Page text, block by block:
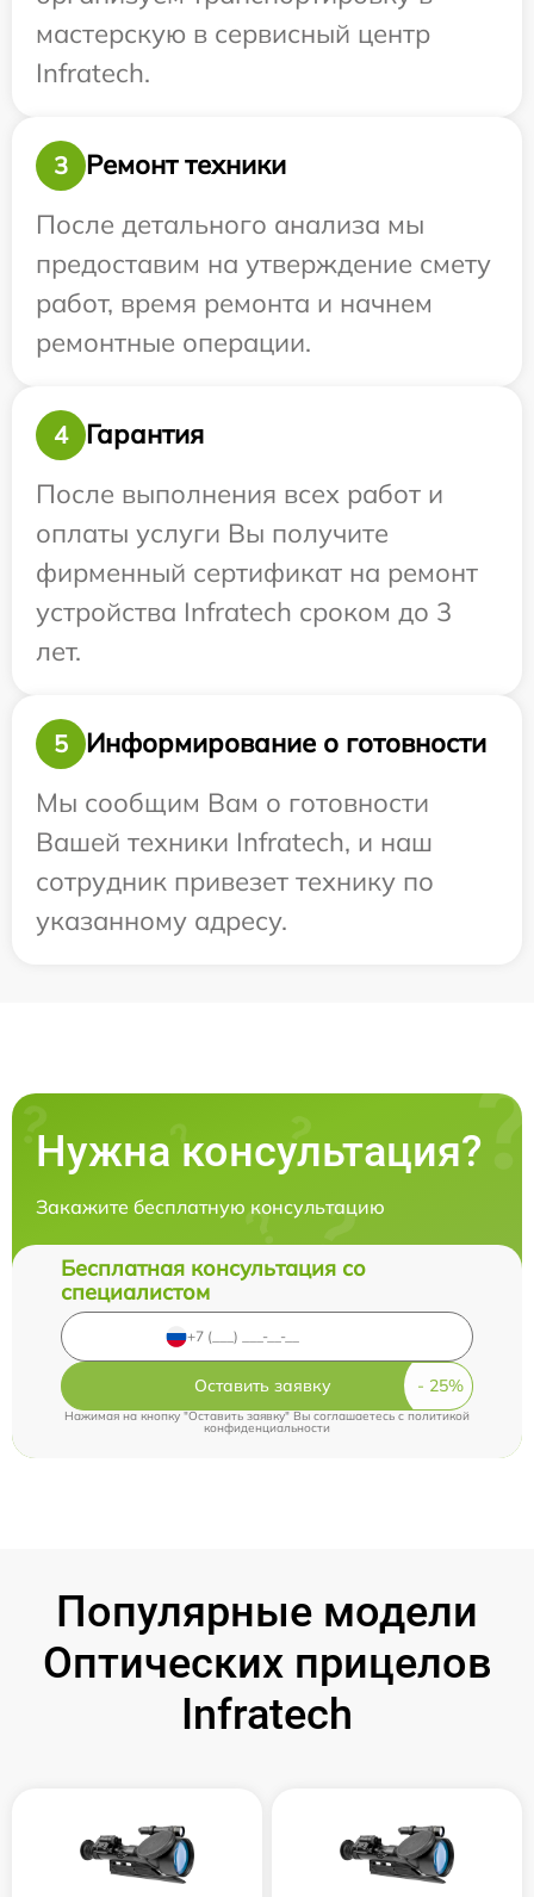
мастерскую в сервисный центр
Infratech.
3
Ремонт техники
После детального анализа мы
предоставим на утверждение смету
работ, время ремонта и начнем
ремонтные операции.
4
Гарантия
После выполнения всех работ и
оплаты услуги Вы получите
фирменный сертификат на ремонт
устройства Infratech сроком до 3
лет.
5
Информирование о готовности
Мы сообщим Вам о готовности
Вашей техники Infratech, и наш
сотрудник привезет технику по
указанному адресу.
Нужна консультация?
Закажите бесплатную консультацию
Бесплатная консультация со
специалистом
Оставить заявку
Нажимая на кнопку "Оставить заявку" Вы соглашаетесь cполитикой
конфиденциальности
Популярные модели
Оптических прицелов
Infratech